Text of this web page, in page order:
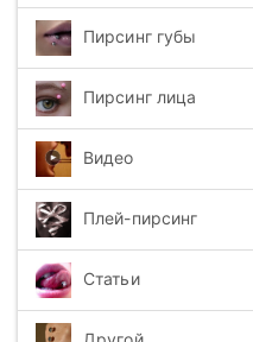
Пирсинг губы
Пирсинг лица
Видео
Плей-пирсинг
Статьи